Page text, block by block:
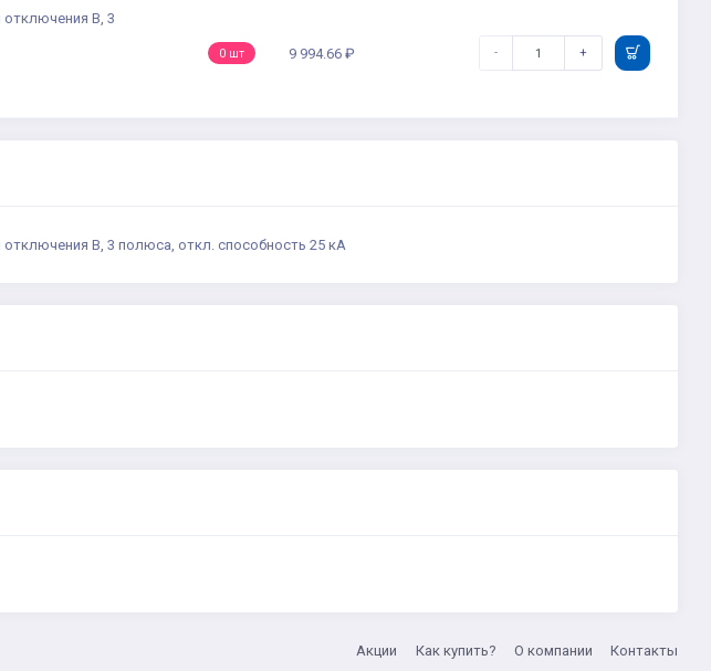
В, 3
0 шт 9 994.66 ₽ - +
В, 3 полюса, откл. способность 25 кА
Акции Как купить? О компании Контакты